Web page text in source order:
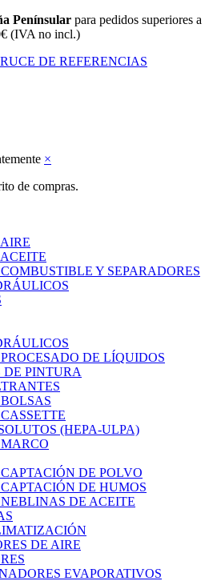
Penínsularpara pedidos superiores a
(IVA no incl.)
DE REFERENCIAS
×
de compras.
Y SEPARADORES
DE LÍQUIDOS
PINTURA
(HEPA-ULPA)
DE POLVO
DE HUMOS
DE ACEITE
DE AIRE
EVAPORATIVOS